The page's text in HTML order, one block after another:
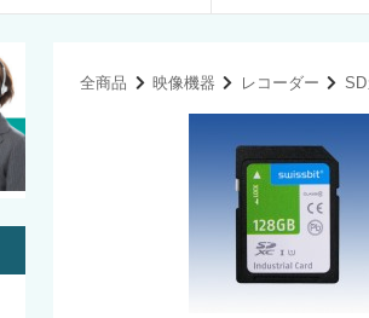
全商品 映像機器 レコーダー